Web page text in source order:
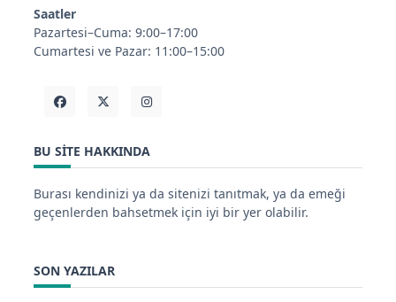
Saatler
Pazartesi–Cuma: 9:00–17:00
Cumartesi ve Pazar: 11:00–15:00
BU SITE HAKKINDA
Burası kendinizi ya da sitenizi tanıtmak, ya da emeği
geçenlerden bahsetmek için iyi bir yer olabilir.
SON YAZILAR